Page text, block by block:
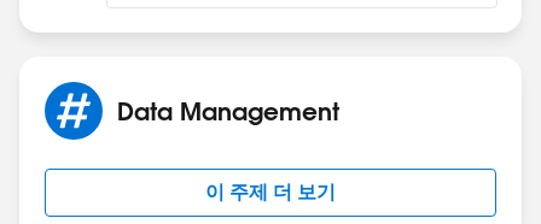
Data Management
이 주제 더 보기